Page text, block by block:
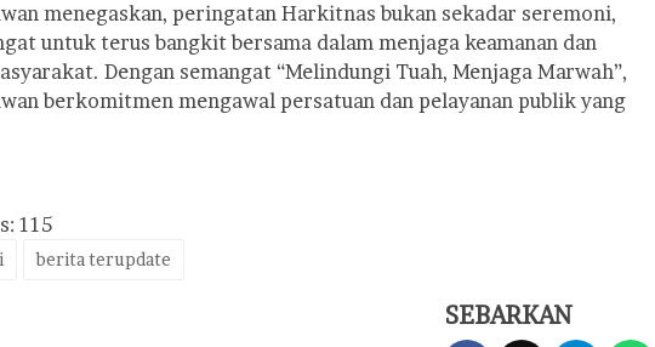
menegaskan, peringatan Harkitnas bukan sekadar seremoni,
untuk terus bangkit bersama dalam menjaga keamanan dan
Dengan semangat “Melindungi Tuah, Menjaga Marwah”,
berkomitmen mengawal persatuan dan pelayanan publik yang
115
berita terupdate
SEBARKAN